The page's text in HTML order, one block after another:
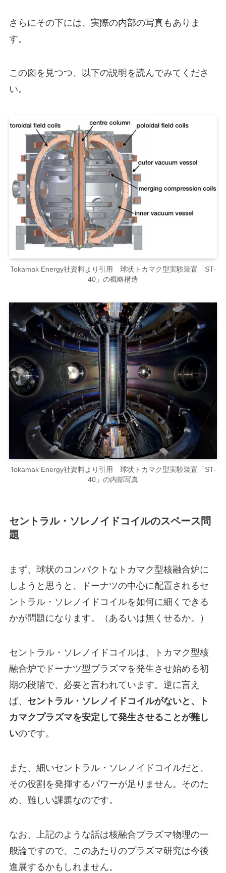
さらにその下には、実際の内部の写真もありま
す。
この図を見つつ、以下の説明を読んでみてくださ
い。
Tokamak Energy社資料より引用 球状トカマク型実験装置「ST-
40」の概略構造
Tokamak Energy社資料より引用 球状トカマク型実験装置「ST-
40」の内部写真
セントラル・ソレノイドコイルのスペース問
題
まず、球状のコンパクトなトカマク型核融合炉に
しようと思うと、ドーナツの中心に配置されるセ
ントラル・ソレノイドコイルを如何に細くできる
かが問題になります。（あるいは無くせるか。）
セントラル・ソレノイドコイルは、トカマク型核
融合炉でドーナツ型プラズマを発生させ始める初
期の段階で、必要と言われています。逆に言え
ば、 セントラル・ソレノイドコイルがないと、ト
カマクプラズマを安定して発生させることが難し
いのです。
また、細いセントラル・ソレノイドコイルだと、
その役割を発揮するパワーが足りません。そのた
め、難しい課題なのです。
なお、上記のような話は核融合プラズマ物理の一
般論ですので、このあたりのプラズマ研究は今後
進展するかもしれません。